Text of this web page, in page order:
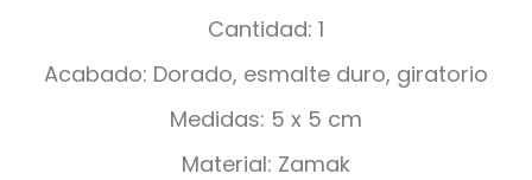
Cantidad: 1
Acabado: Dorado, esmalte duro, giratorio
Medidas: 5 x 5 cm
Material: Zamak